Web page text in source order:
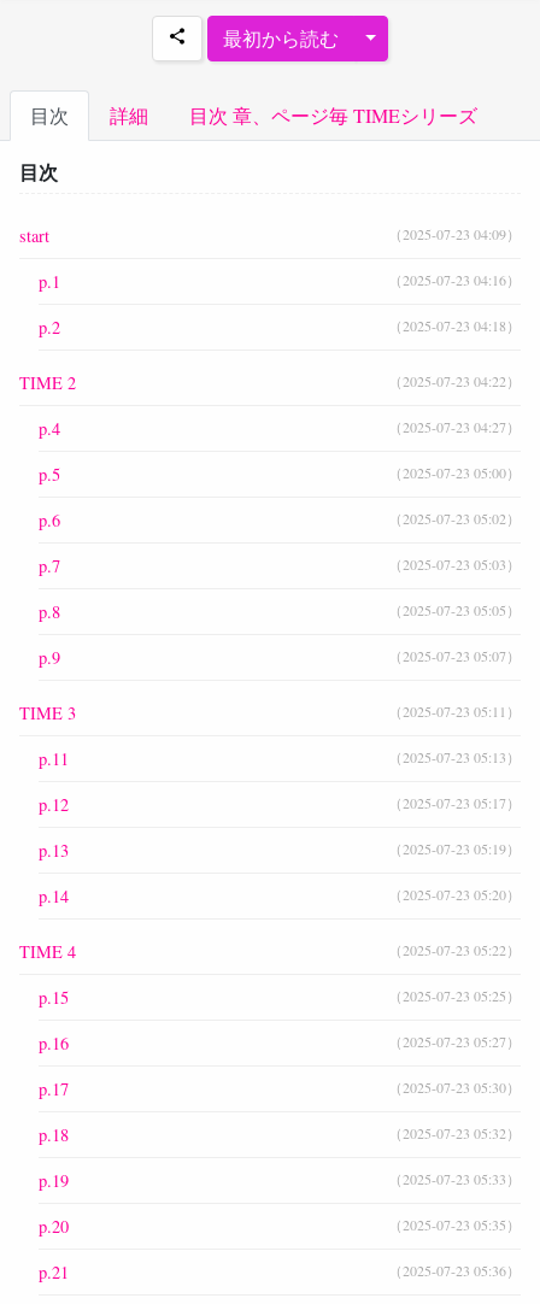
成績優秀、学校では品行法制。
そんな彼は人付き合いが苦手。
しかし生徒会長のおかげで読んだ入学式の祝辞が、そん
な彼の人生を徐々に変える人物との出会いを手伝った。
束縛されないことが、自由なのではない。
ゆずれないものをもつことが、自由。
あなたの向こう側には、
’９８．５．２４ にノートに書き終えたもの。
※ 2015/03/31 SNS goccoよりFC2へ移動完了。
※ 2020/07/23 FC2より移管完了しました。
share 最初から読む Toggle Dropdown
目次 詳細 目次 章、ページ毎 TIMEシリーズ
目次
start （2025-07-23 04:09）
p.1 （2025-07-23 04:16）
p.2 （2025-07-23 04:18）
TIME 2 （2025-07-23 04:22）
p.4 （2025-07-23 04:27）
p.5 （2025-07-23 05:00）
p.6 （2025-07-23 05:02）
p.7 （2025-07-23 05:03）
p.8 （2025-07-23 05:05）
p.9 （2025-07-23 05:07）
TIME 3 （2025-07-23 05:11）
p.11 （2025-07-23 05:13）
p.12 （2025-07-23 05:17）
p.13 （2025-07-23 05:19）
p.14 （2025-07-23 05:20）
TIME 4 （2025-07-23 05:22）
p.15 （2025-07-23 05:25）
p.16 （2025-07-23 05:27）
p.17 （2025-07-23 05:30）
p.18 （2025-07-23 05:32）
p.19 （2025-07-23 05:33）
p.20 （2025-07-23 05:35）
p.21 （2025-07-23 05:36）